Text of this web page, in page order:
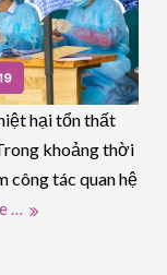
hại tổn thất
khoảng thời
công tác quan hệ
…